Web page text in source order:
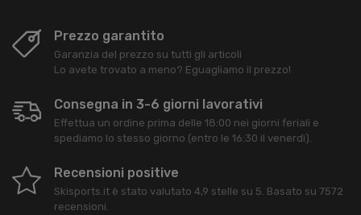
Prezzo garantito
Garanzia del prezzo su tutti gli articoli
Lo avete trovato a meno? Eguagliamo il prezzo!
Consegna in 3-6 giorni lavorativi
Effettua un ordine prima delle 18:00 nei giorni feriali e
spediamo lo stesso giorno (entro le 16:30 il venerdì).
Recensioni positive
Skisports.it è stato valutato 4,9 stelle su 5. Basato su 7572
recensioni.